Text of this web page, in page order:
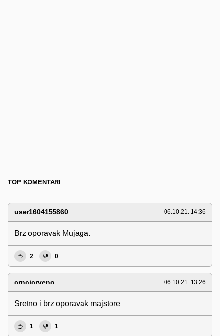
TOP KOMENTARI
user1604155860 06.10.21. 14:36
Brz oporavak Mujaga.
2 0
crnoicrveno 06.10.21. 13:26
Sretno i brz oporavak majstore
1 1